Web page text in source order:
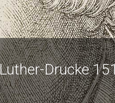
Drucke